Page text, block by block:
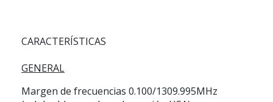
CARACTERÍSTICAS
GENERAL
Margen de frecuencias 0.100/1309.995MHz